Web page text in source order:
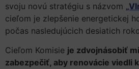
svoju novú stratégiu s názvom
cieľom je zlepšenie energetickej
počas nasledujúcich desiatich
Cieľom Komisie je zdvojnásobiť
zabezpečiť, aby renovácie viedli